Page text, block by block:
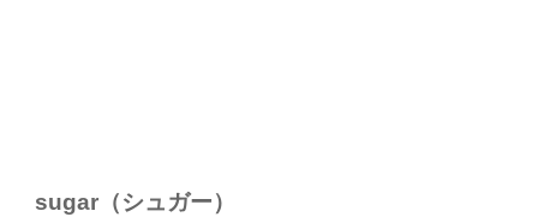
sugar（シュガー）